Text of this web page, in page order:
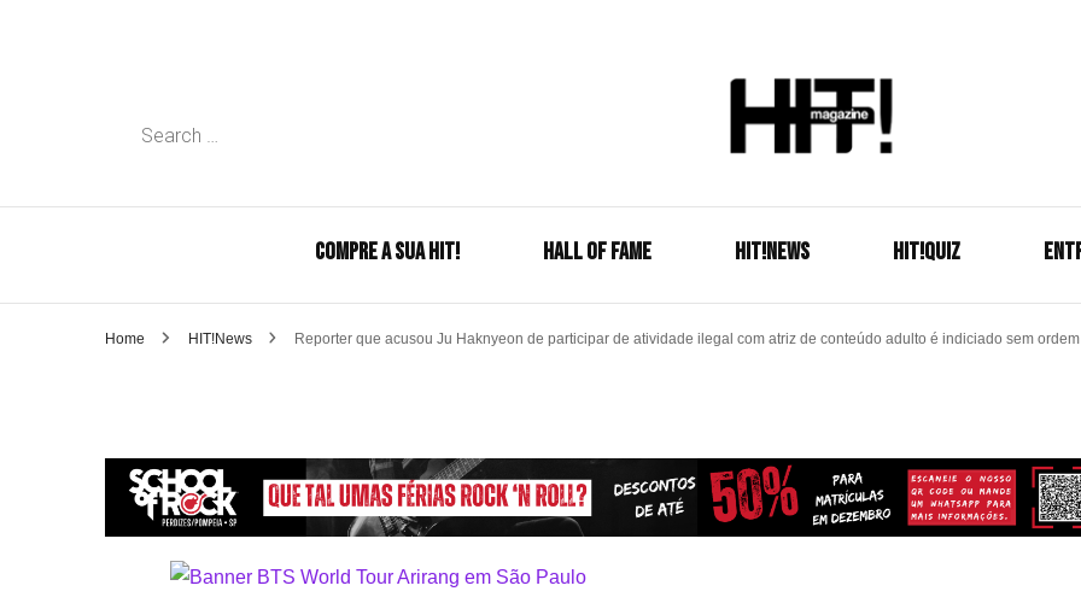
Search
COMPRE A SUA HIT! HALL OF FAME HIT!NEWS HIT!Quiz
Home HIT!News Reporter que acusou Ju Haknyeon de participar de atividade ilegal com atriz de conteúdo adulto é indiciado sem